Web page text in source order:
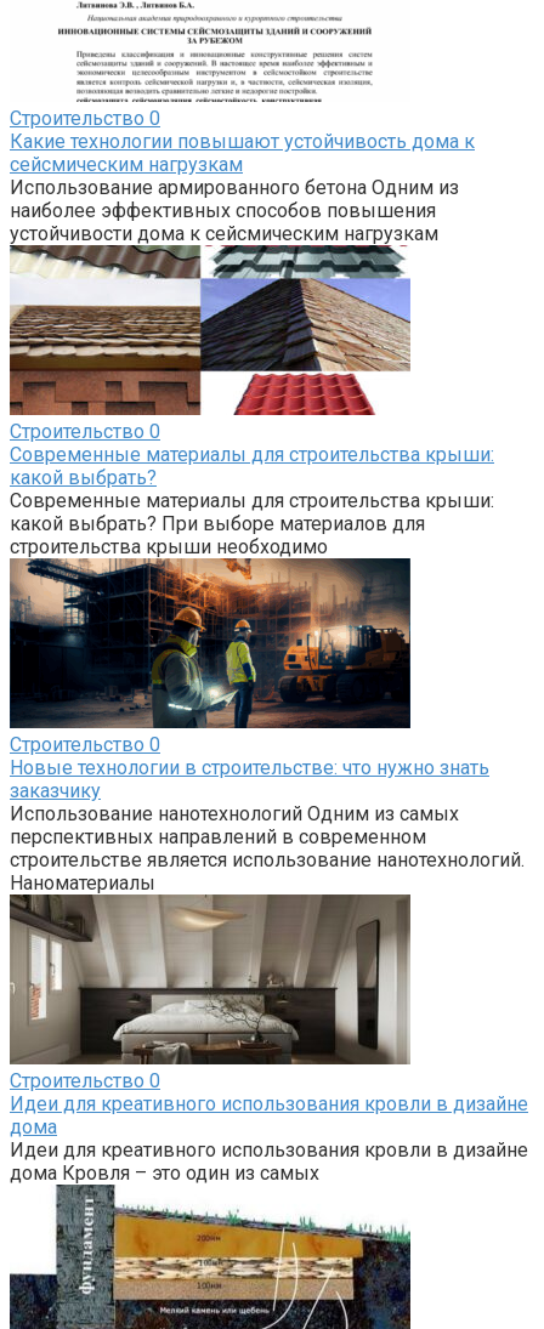
Строительство 0
Какие технологии повышают устойчивость дома к
сейсмическим нагрузкам
Использование армированного бетона Одним из
наиболее эффективных способов повышения
устойчивости дома к сейсмическим нагрузкам
Строительство 0
Современные материалы для строительства крыши:
какой выбрать?
Современные материалы для строительства крыши:
какой выбрать? При выборе материалов для
строительства крыши необходимо
Строительство 0
Новые технологии в строительстве: что нужно знать
заказчику
Использование нанотехнологий Одним из самых
перспективных направлений в современном
строительстве является использование нанотехнологий.
Наноматериалы
Строительство 0
Идеи для креативного использования кровли в дизайне
дома
Идеи для креативного использования кровли в дизайне
дома Кровля – это один из самых